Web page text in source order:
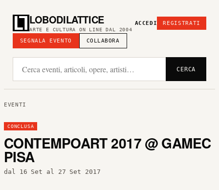
LOBODILATTICE
ARTE E CULTURA ON LINE DAL 2004
SEGNALA EVENTO COLLABORA
ACCEDI REGISTRATI
CERCA
EVENTI
CONCLUSA
CONTEMPOART 2017 @ GAMEC
PISA
dal 16 Set al 27 Set 2017